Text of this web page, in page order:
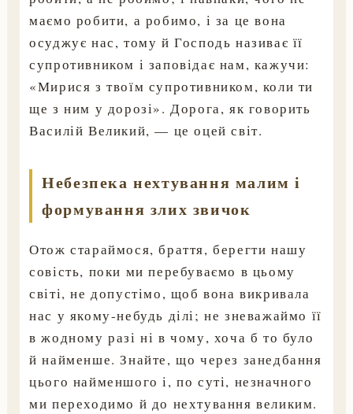
маємо робити, а робимо, і за це вона
осуджує нас, тому й Господь називає її
супротивником і заповідає нам, кажучи:
«Мирися з твоїм супротивником, коли ти
ще з ним у дорозі». Дорога, як говорить
Василій Великий, — це оцей світ.
Небезпека нехтування малим і
формування злих звичок
Отож стараймося, браття, берегти нашу
совість, поки ми перебуваємо в цьому
світі, не допустімо, щоб вона викривала
нас у якому-небудь ділі; не зневажаймо її
в жодному разі ні в чому, хоча б то було
й найменше. Знайте, що через занедбання
цього найменшого і, по суті, незначного
ми переходимо й до нехтування великим.